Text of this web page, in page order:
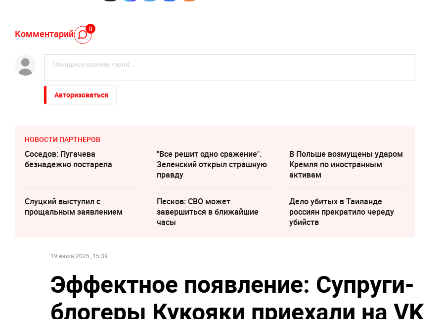
Комментарий 0
Авторизоваться
НОВОСТИ ПАРТНЕРОВ
Соседов: Пугачева
безнадежно постарела
"Все решит одно сражение".
Зеленский открыл страшную
правду
В Польше возмущены ударом
Кремля по иностранным
активам
Слуцкий выступил с
прощальным заявлением
Песков: СВО может
завершиться в ближайшие
часы
Дело убитых в Таиланде
россиян прекратило череду
убийств
19 июля 2025, 15:39
Эффектное появление: Супруги-
блогеры Кукояки приехали на VK